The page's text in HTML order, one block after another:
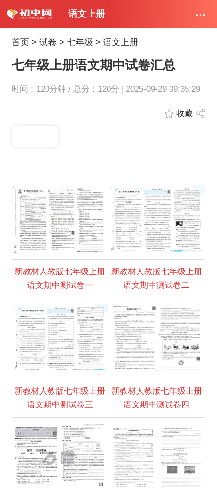
语文上册
首页 > 试卷 > 七年级 > 语文上册
七年级上册语文期中试卷汇总
时间：120分钟 / 总分：120分 | 2025-09-29 09:35:29
收藏
新教材人教版七年级上册
语文期中测试卷一
新教材人教版七年级上册
语文期中测试卷二
新教材人教版七年级上册
语文期中测试卷三
新教材人教版七年级上册
语文期中测试卷四